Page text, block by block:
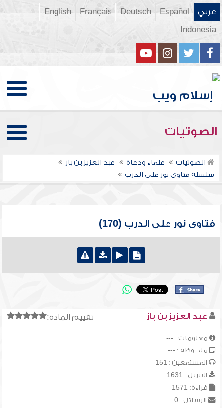
عربي Español
Deutsch
Français
English
Indonesia
الصوتيات
الصوتيات علماء ودعاة
عبد العزيز بن باز
سلسلة فتاوى نور على الدرب
فتاوى نور على الدرب (170)
تقييم المادة: عبد العزيز بن باز
معلومات : ---
ملحوظة : ---
المستمعين : 151
التنزيل : 1631
قراءة: 1571
الرسائل : 0